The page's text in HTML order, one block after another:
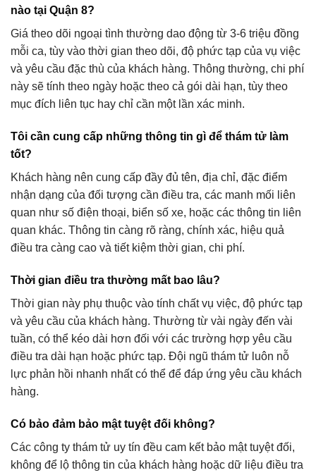
nào tại Quận 8?
Giá theo dõi ngoại tình thường dao động từ 3-6 triệu đồng
mỗi ca, tùy vào thời gian theo dõi, độ phức tạp của vụ việc
và yêu cầu đặc thù của khách hàng. Thông thường, chi phí
này sẽ tính theo ngày hoặc theo cả gói dài hạn, tùy theo
mục đích liên tục hay chỉ cần một lần xác minh.
Tôi cần cung cấp những thông tin gì để thám tử làm
tốt?
Khách hàng nên cung cấp đầy đủ tên, địa chỉ, đặc điểm
nhận dạng của đối tượng cần điều tra, các manh mối liên
quan như số điện thoại, biển số xe, hoặc các thông tin liên
quan khác. Thông tin càng rõ ràng, chính xác, hiệu quả
điều tra càng cao và tiết kiệm thời gian, chi phí.
Thời gian điều tra thường mất bao lâu?
Thời gian này phụ thuộc vào tính chất vụ việc, độ phức tạp
và yêu cầu của khách hàng. Thường từ vài ngày đến vài
tuần, có thể kéo dài hơn đối với các trường hợp yêu cầu
điều tra dài hạn hoặc phức tạp. Đội ngũ thám tử luôn nỗ
lực phản hồi nhanh nhất có thể để đáp ứng yêu cầu khách
hàng.
Có bảo đảm bảo mật tuyệt đối không?
Các công ty thám tử uy tín đều cam kết bảo mật tuyệt đối,
không để lộ thông tin của khách hàng hoặc dữ liệu điều tra